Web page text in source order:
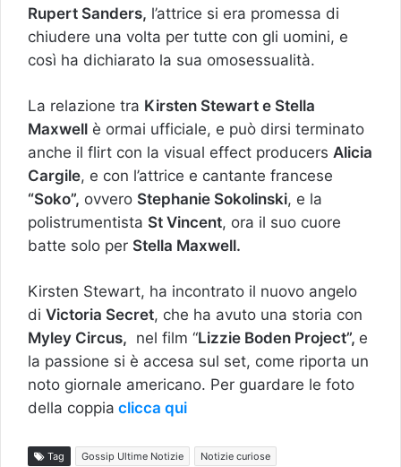
Rupert Sanders, l’attrice si era promessa di
chiudere una volta per tutte con gli uomini, e
così ha dichiarato la sua omosessualità.
La relazione tra Kirsten Stewart e Stella
Maxwell è ormai ufficiale, e può dirsi terminato
anche il flirt con la visual effect producers Alicia
Cargile, e con l’attrice e cantante francese
“Soko”, ovvero Stephanie Sokolinski, e la
polistrumentista St Vincent, ora il suo cuore
batte solo per Stella Maxwell.
Kirsten Stewart, ha incontrato il nuovo angelo
di Victoria Secret, che ha avuto una storia con
Myley Circus, nel film “Lizzie Boden Project”, e
la passione si è accesa sul set, come riporta un
noto giornale americano. Per guardare le foto
della coppia clicca qui
Tag Gossip Ultime Notizie Notizie curiose